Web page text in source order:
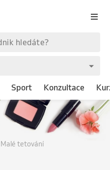
Sport Konzultace
Malé tetování